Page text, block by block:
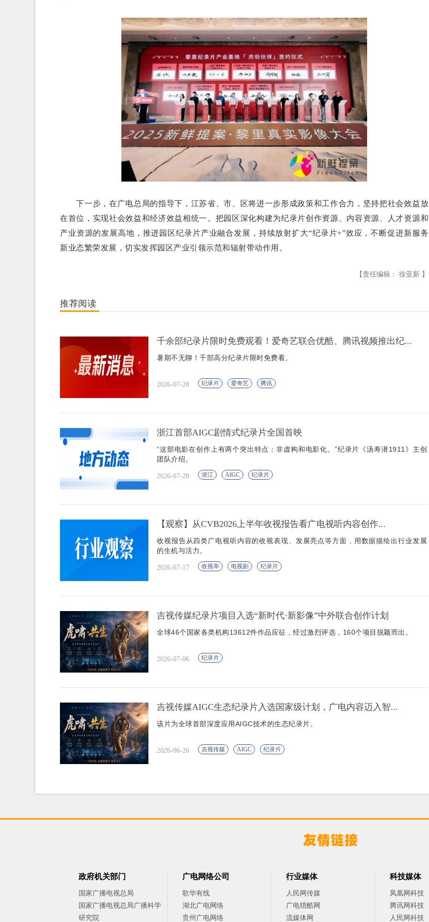
下一步，在广电总局的指导下，江苏省、市、区将进一步形成政策和工作合力，坚持把社会效益放
在首位，实现社会效益和经济效益相统一。把园区深化构建为纪录片创作资源、内容资源、人才资源和
产业资源的发展高地，推进园区纪录片产业融合发展，持续放射扩大“纪录片+”效应，不断促进新服务
新业态繁荣发展，切实发挥园区产业引领示范和辐射带动作用。
【责任编辑： 徐亚新 】
推荐阅读
千余部纪录片限时免费观看！爱奇艺联合优酷、腾讯视频推出纪...
暑期不无聊！千部高分纪录片限时免费看。
2026-07-28 纪录片 爱奇艺 腾讯
浙江首部AIGC剧情式纪录片全国首映
“这部电影在创作上有两个突出特点：非虚构和电影化。”纪录片《汤寿潜1911》主创
团队介绍。
2026-07-28 浙江 AIGC 纪录片
【观察】从CVB2026上半年收视报告看广电视听内容创作...
收视报告从四类广电视听内容的收视表现、发展亮点等方面，用数据描绘出行业发展
的生机与活力。
2026-07-17 收视率 电视剧 纪录片
吉视传媒纪录片项目入选“新时代·新影像”中外联合创作计划
全球46个国家各类机构13612件作品应征，经过激烈评选，160个项目脱颖而出。
2026-07-06 纪录片
吉视传媒AIGC生态纪录片入选国家级计划，广电内容迈入智...
该片为全球首部深度应用AIGC技术的生态纪录片。
2026-06-26 吉视传媒 AIGC 纪录片
政府机关部门
国家广播电视总局
国家广播电视总局广播科学
研究院
广电网络公司
歌华有线
湖北广电网络
贵州广电网络
行业媒体
人民网传媒
广电猎酷网
流媒体网
科技媒体
凤凰网科技
腾讯网科技
人民网科技